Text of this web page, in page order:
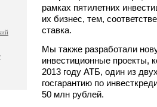
рамках пятилетних
их бизнес, тем,
ставка.
Мы также разработали
инвестиционные проекты,
2013 году АТБ, один из
госгарантию по
50 млн рублей.